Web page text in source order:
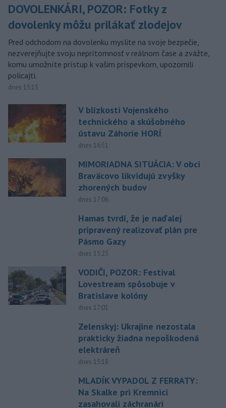
DOVOLENKÁRI, POZOR: Fotky z
dovolenky môžu prilákať zlodejov
Pred odchodom na dovolenku myslite na svoje bezpečie,
nezverejňujte svoju neprítomnosť v reálnom čase a zvážte,
komu umožníte prístup k vašim príspevkom, upozornili
policajti.
dnes 15:15
V blízkosti Vojenského
technického a skúšobného
ústavu Záhorie HORÍ
dnes 16:51
MIMORIADNA SITUÁCIA: V obci
Braväcovo likvidujú zvyšky
zhorených budov
dnes 17:06
Hamas tvrdí, že je naďalej
pripravený realizovať plán pre
Pásmo Gazy
dnes 15:25
VODIČI, POZOR: Festival
Lovestream spôsobuje v
Bratislave kolóny
dnes 17:01
Zelenskyj: Ukrajine nezostala
prakticky žiadna nepoškodená
elektráreň
dnes 15:18
MLADÍK VYPADOL Z FERRATY:
Na Skalke pri Kremnici
zasahovali záchranári